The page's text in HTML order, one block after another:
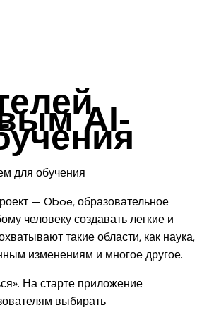
AI-
— Oboe, образовательное
человеку создавать легкие и
такие области, как наука,
изменениям и многое другое.
На старте приложение
выбирать